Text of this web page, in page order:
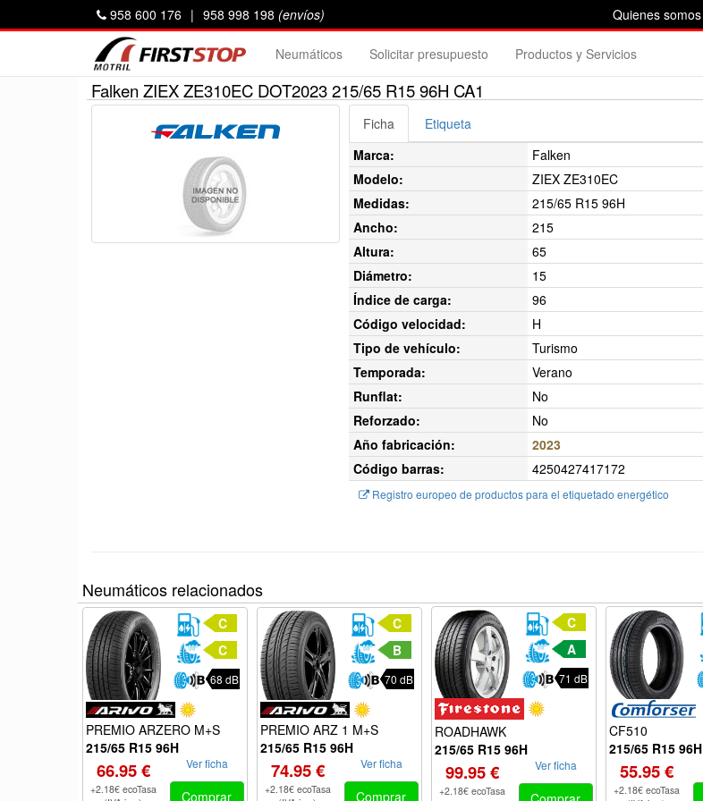
Quienes somos
958 600 176 | 958 998 198 (envíos)
Neumáticos Solicitar presupuesto Productos y Servicios
Falken ZIEX ZE310EC DOT2023 215/65 R15 96H CA1
Ficha
Etiqueta
Marca:
Falken
Modelo:
ZIEX ZE310EC
Medidas:
215/65 R15 96H
Ancho:
215
Altura:
65
Diámetro:
15
Índice de carga:
96
Código velocidad:
H
Tipo de vehículo:
Turismo
Temporada:
Verano
Runflat:
No
Reforzado:
No
Año fabricación:
2023
Código barras:
4250427417172
Registro europeo de productos para el etiquetado energético
Neumáticos relacionados
C
C
68 dB
PREMIO ARZERO M+S
215/65 R15 96H
66.95 €
+2.18€ ecoTasa
Ver ficha
Comprar
C
B
70 dB
PREMIO ARZ 1 M+S
215/65 R15 96H
74.95 €
+2.18€ ecoTasa
Ver ficha
Comprar
C
A
71 dB
ROADHAWK
215/65 R15 96H
99.95 €
+2.18€ ecoTasa
Ver ficha
CF510
215/65 R15 96H
55.95 €
+2.18€ ecoTasa